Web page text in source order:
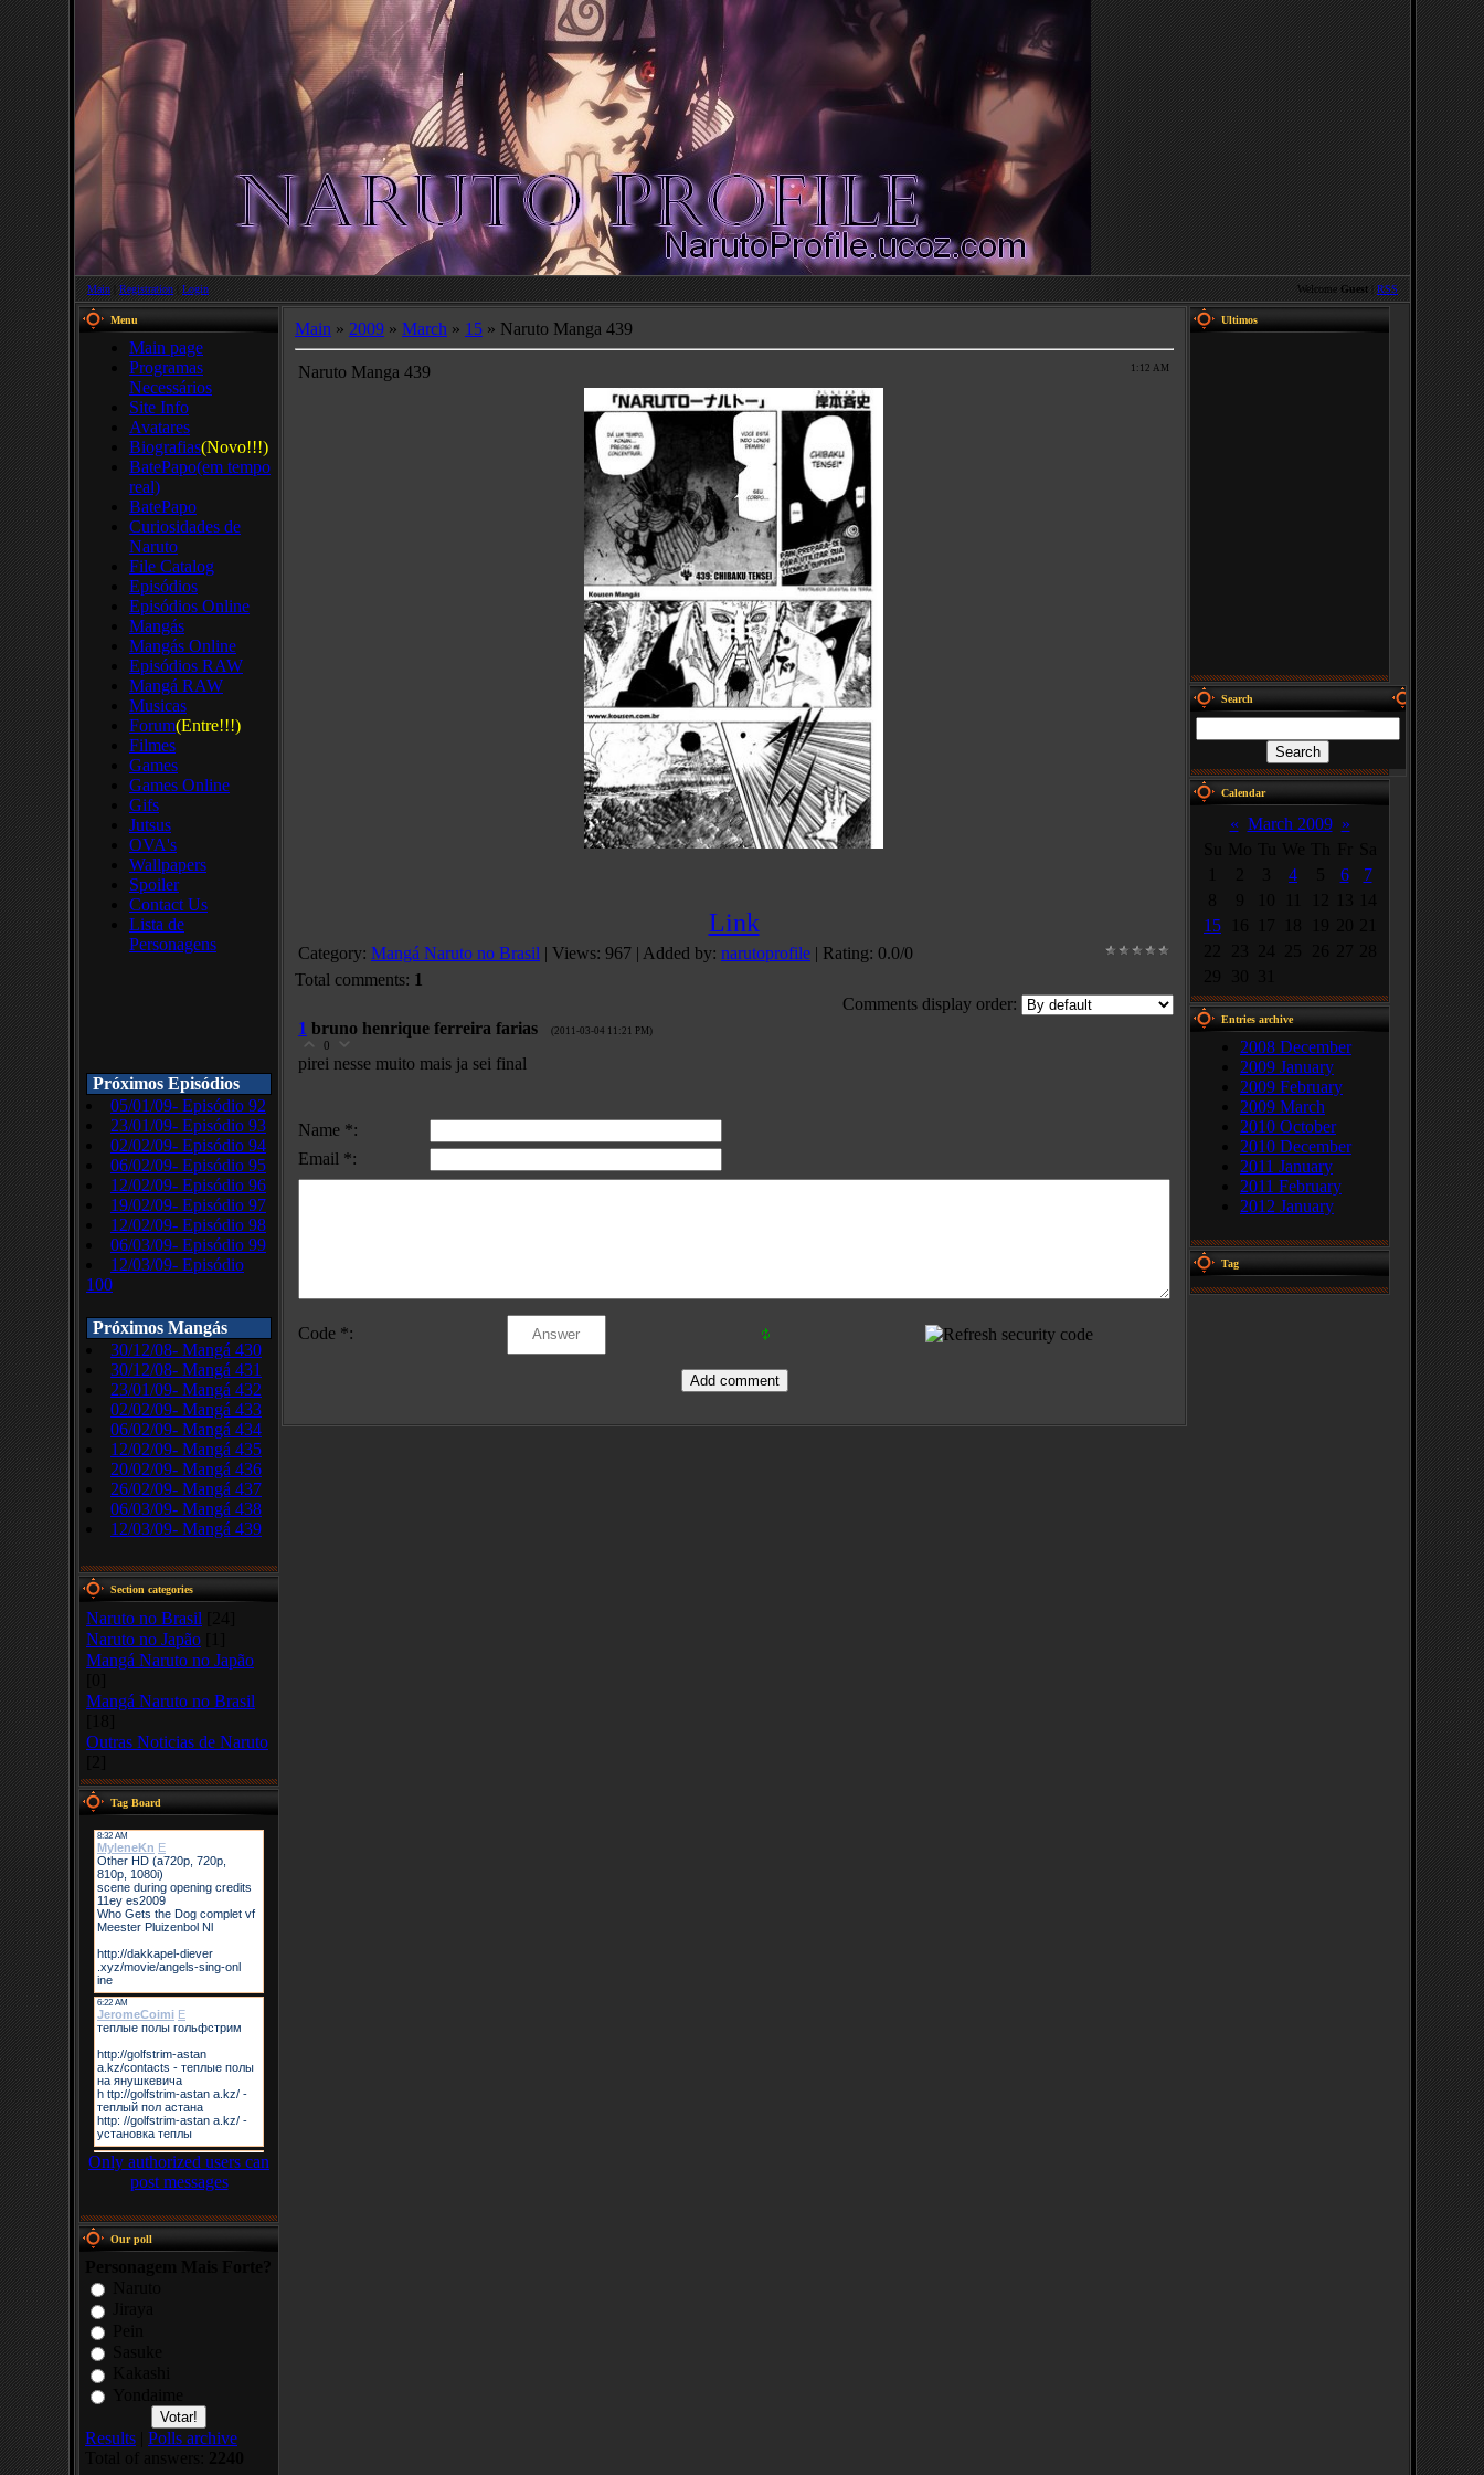
Main |Registration|Login WelcomeGuest| RSS
Menu
Main page
Programas
Necessários
Site Info
Avatares
Biografias(Novo!!!)
BatePapo(em tempo
real)
BatePapo
Curiosidades de
Naruto
File Catalog
Episódios
Episódios Online
Mangás
Mangás Online
Episódios RAW
Mangá RAW
Musicas
Forum(Entre!!!)
Filmes
Games
Games Online
Gifs
Jutsus
OVA's
Wallpapers
Spoiler
Contact Us
Lista de
Personagens
Próximos Episódios
05/01/09- Episódio 92
23/01/09- Episódio 93
02/02/09- Episódio 94
06/02/09- Episódio 95
12/02/09- Episódio 96
19/02/09- Episódio 97
12/02/09- Episódio 98
06/03/09- Episódio 99
12/03/09- Episódio
100
Próximos Mangás
30/12/08- Mangá 430
30/12/08- Mangá 431
23/01/09- Mangá 432
02/02/09- Mangá 433
06/02/09- Mangá 434
12/02/09- Mangá 435
20/02/09- Mangá 436
26/02/09- Mangá 437
06/03/09- Mangá 438
12/03/09- Mangá 439
Section categories
Naruto no Brasil
Naruto no Japão
Mangá Naruto no Japão
Mangá Naruto no Brasil
Outras Noticias de Naruto
Tag Board
Only authorized users can
post messages
Our poll
Results
Polls archive
Main » 2009 » March » 15 » Naruto Manga 439
1:12 AM
Naruto Manga 439
Link
Category: Mangá Naruto no Brasil | Views: 967 | Added by: narutoprofile | Rating: 0.0/0
Total comments: 1
Comments display order:
1 bruno henrique ferreira farias (2011-03-04 11:21 PM)
0
pirei nesse muito mais ja sei final
Name *:
Email *:
Code *:
Ultimos
Search
Calendar
« March 2009 »
4 6
7
15
Entries archive
2008 December
2009 January
2009 February
2009 March
2010 October
2010 December
2011 January
2011 February
2012 January
Tag